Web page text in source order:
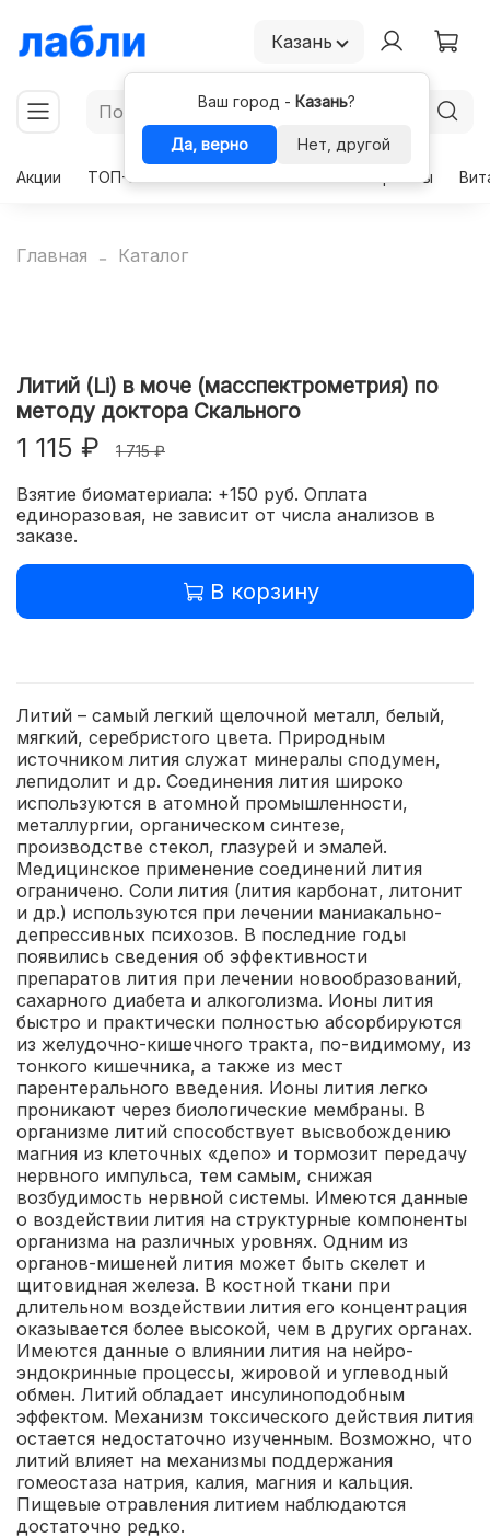
Казань
Ваш город - Казань?
Да, верно
Нет, другой
Акции
ТОП-50 Гормоны
Главная Каталог
Литий (Li) в моче (масспектрометрия) по
методу доктора Скального
1 115 ₽ 1 715 ₽
Взятие биоматериала: +150 руб. Оплата
единоразовая, не зависит от числа анализов в
заказе.
В корзину
Литий – самый легкий щелочной металл, белый,
мягкий, серебристого цвета. Природным
источником лития служат минералы сподумен,
лепидолит и др. Соединения лития широко
используются в атомной промышленности,
металлургии, органическом синтезе,
производстве стекол, глазурей и эмалей.
Медицинское применение соединений лития
ограничено. Соли лития (лития карбонат, литонит
и др.) используются при лечении маниакально-
депрессивных психозов. В последние годы
появились сведения об эффективности
препаратов лития при лечении новообразований,
сахарного диабета и алкоголизма. Ионы лития
быстро и практически полностью абсорбируются
из желудочно-кишечного тракта, по-видимому, из
тонкого кишечника, а также из мест
парентерального введения. Ионы лития легко
проникают через биологические мембраны. В
организме литий способствует высвобождению
магния из клеточных «депо» и тормозит передачу
нервного импульса, тем самым, снижая
возбудимость нервной системы. Имеются данные
о воздействии лития на структурные компоненты
организма на различных уровнях. Одним из
органов-мишеней лития может быть скелет и
щитовидная железа. В костной ткани при
длительном воздействии лития его концентрация
оказывается более высокой, чем в других органах.
Имеются данные о влиянии лития на нейро-
эндокринные процессы, жировой и углеводный
обмен. Литий обладает инсулиноподобным
эффектом. Механизм токсического действия лития
остается недостаточно изученным. Возможно, что
литий влияет на механизмы поддержания
гомеостаза натрия, калия, магния и кальция.
Пищевые отравления литием наблюдаются
достаточно редко.